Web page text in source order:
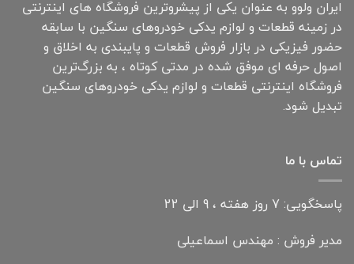
ایران ولوو به عنوان یکی از پیشروترین فروشگاه های اینترنتی
در زمینه قطعات و لوازم یدکی خودروهای سنگین با سابقه
حضور فیزیکی در بازار فروش قطعات و پایبندی به اخلاق و
اصول حرفه ای موفق شده در مدتی کوتاه ، به بزرگ‌ترین
فروشگاه اینترنتی قطعات و لوازم یدکی خودروهای سنگین
تبدیل شود.
تماس با ما
پاسخگویی: 7 روز هفته ، 9 الی 22
مدیر فروش : مهندس اسماعیلی